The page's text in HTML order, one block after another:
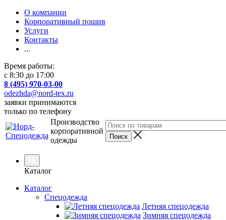
О компании
Корпоративный пошив
Услуги
Контакты
...
Время работы:
с 8:30 до 17:00
8 (495) 970-03-00
odezhda@nord-tex.ru
заявки принимаются
только по телефону
Производство
корпоративной
одежды
Каталог
Каталог
Спецодежда
Летняя спецодежда
Зимняя спецодежда